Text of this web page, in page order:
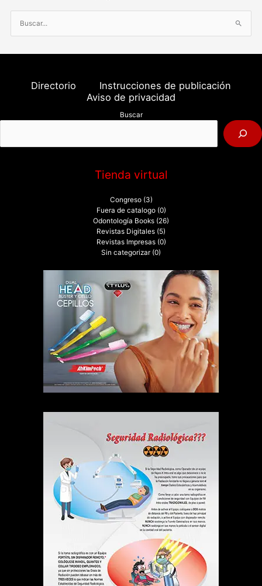
u
s
o
:
Directorio
Instrucciones de publicación
Aviso de privacidad
Buscar
Tienda virtual
Congreso (3)
Fuera de catalogo (0)
Odontología Books (26)
Revistas Digitales (5)
Revistas Impresas (0)
Sin categorizar (0)